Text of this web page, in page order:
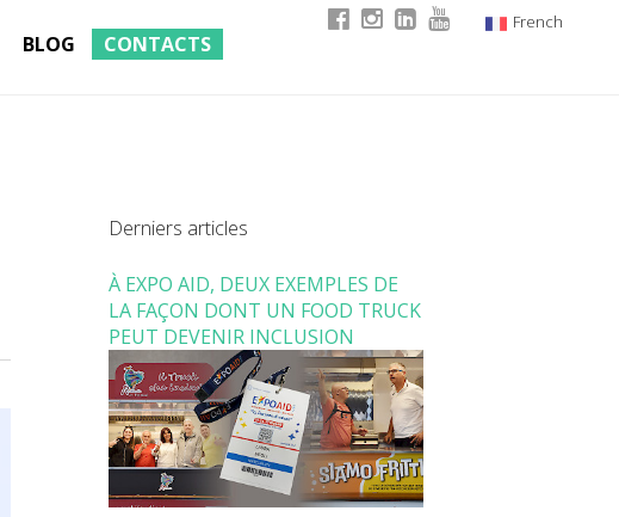
French
BLOG CONTACTS
Derniers articles
À EXPO AID, DEUX EXEMPLES DE
LA FAÇON DONT UN FOOD TRUCK
PEUT DEVENIR INCLUSION